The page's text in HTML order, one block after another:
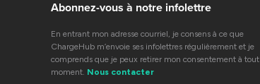
Abonnez-vous à notre infolettre
En entrant mon adresse courriel, je consens à ce que
ChargeHub m’envoie ses infolettres régulièrement et je
comprends que je peux retirer mon consentement à tout
moment. Nous contacter